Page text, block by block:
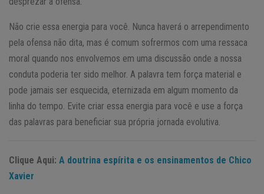
Não crie essa energia para você. Nunca haverá o arrependimento
pela ofensa não dita, mas é comum sofrermos com uma ressaca
moral quando nos envolvemos em uma discussão onde a nossa
conduta poderia ter sido melhor. A palavra tem força material e
pode jamais ser esquecida, eternizada em algum momento da
linha do tempo. Evite criar essa energia para você e use a força
das palavras para beneficiar sua própria jornada evolutiva.
Clique Aqui: A doutrina espírita e os ensinamentos de Chico
Xavier